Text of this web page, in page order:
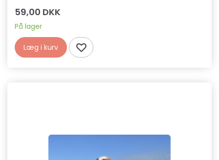
59,00 DKK
På lager
Læg i kurv